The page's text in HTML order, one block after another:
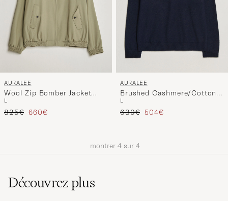
AURALEE
Wool Zip Bomber Jacket
Light Khaki
L
Prix ordinaire
825€ Prix réduit
660€
AURALEE
Brushed Cashmere/Cotton
Crew Neck Navy
L
Prix ordinaire
630€ Prix réduit
504€
montrer 4 sur 4
Découvrez plus